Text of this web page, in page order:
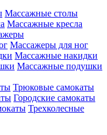
Массажные столы
Массажные кресла
Массажеры для ног
Массажные накидки
Массажные подушки
Трюковые самокаты
Городские самокаты
Трехколесные